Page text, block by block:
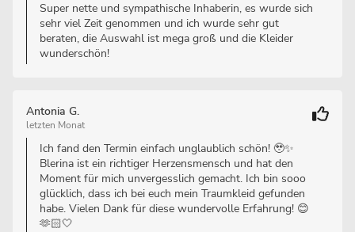
Super nette und sympathische Inhaberin, es wurde sich
sehr viel Zeit genommen und ich wurde sehr gut
beraten, die Auswahl ist mega groß und die Kleider
wunderschön!
Antonia G.
letzten Monat
Ich fand den Termin einfach unglaublich schön! 🥹✨
Blerina ist ein richtiger Herzensmensch und hat den
Moment für mich unvergesslich gemacht. Ich bin sooo
glücklich, dass ich bei euch mein Traumkleid gefunden
habe. Vielen Dank für diese wundervolle Erfahrung! 😊
🫶🏻🤍